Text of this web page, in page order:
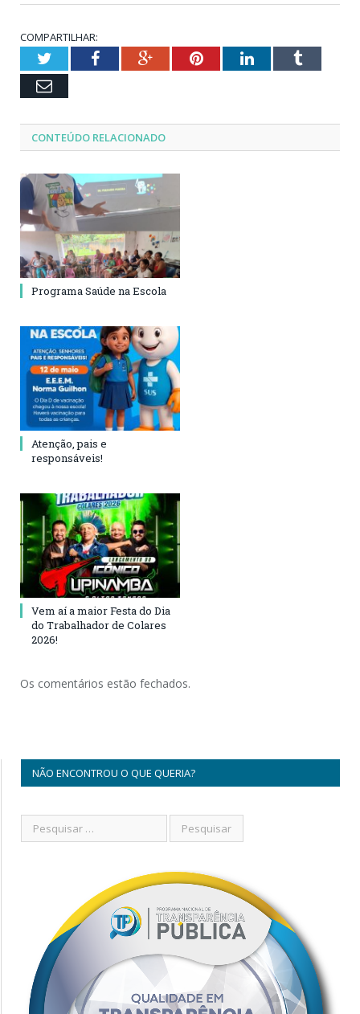
COMPARTILHAR:
TwitterFacebookGoogle+PinterestLinkedInTumblr
Email
CONTEÚDO RELACIONADO
Programa Saúde na Escola
Atenção, pais e
responsáveis!
Vem aí a maior Festa do Dia
do Trabalhador de Colares
2026!
Os comentários estão fechados.
NÃO ENCONTROU O QUE QUERIA?